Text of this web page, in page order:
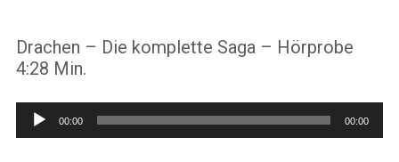
Drachen – Die komplette Saga – Hörprobe
4:28 Min.
Audio-
Player
00:00 00:00